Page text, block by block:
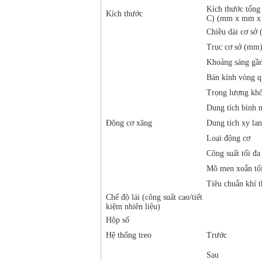
Kích thước
Kích thước
C) (mm x mm
Chiều dài cơ sở
Trục cơ sở (mm)
Khoảng sáng
Bán kính vòng
Trọng lượng
Dung tích bình
Động cơ xăng
Dung tích xy
Loại động cơ
Công suất tối
Mô men xoắn
Tiêu chuẩn khí
Chế độ lái (công suất cao/tiết
kiệm nhiên liệu)
Hộp số
Hệ thống treo
Trước
Sau